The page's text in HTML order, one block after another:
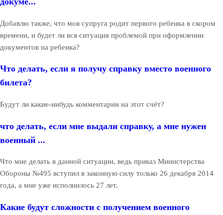
Добавлю также, что моя супруга родит первого ребенка в скором
времени, и будет ли вся ситуация проблемой при оформлении
документов на ребенка?
Что делать, если я получу справку вместо военного
билета?
Будут ли какие-нибудь комментарии на этот счёт?
что делать, если мне выдали справку, а мне нужен
военный ...
Что мне делать в данной ситуации, ведь приказ Министерства
Обороны №495 вступил в законную силу только 26 декабря 2014
года, а мне уже исполнилось 27 лет.
Какие будут сложности с получением военного